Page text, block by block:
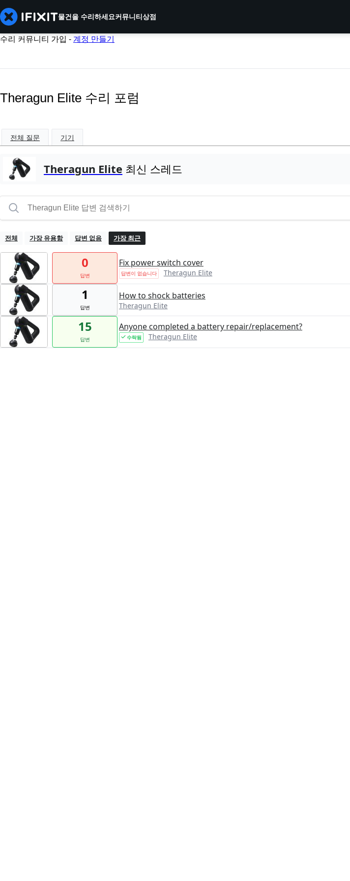
물건을 수리하세요커뮤니티상점
수리 커뮤니티 가입 -계정 만들기
Theragun Elite 수리 포럼
전체 질문 기기
Theragun Elite 최신 스레드
전체 가장 유용함 답변 없음 가장 최근
0
답변
Fix power switch cover
답변이 없습니다 Theragun Elite
1
답변
How to shock batteries
Theragun Elite
15
답변
Anyone completed a battery repair/replacement?
수락됨 Theragun Elite